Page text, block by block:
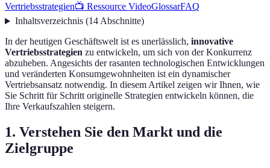
Vertriebsstrategien📺 Ressource VideoGlossarFAQ
Inhaltsverzeichnis(14Abschnitte)
In der heutigen Geschäftswelt ist es unerlässlich, innovative
Vertriebsstrategien zu entwickeln, um sich von der Konkurrenz
abzuheben. Angesichts der rasanten technologischen Entwicklungen
und veränderten Konsumgewohnheiten ist ein dynamischer
Vertriebsansatz notwendig. In diesem Artikel zeigen wir Ihnen, wie
Sie Schritt für Schritt originelle Strategien entwickeln können, die
Ihre Verkaufszahlen steigern.
1. Verstehen Sie den Markt und die
Zielgruppe